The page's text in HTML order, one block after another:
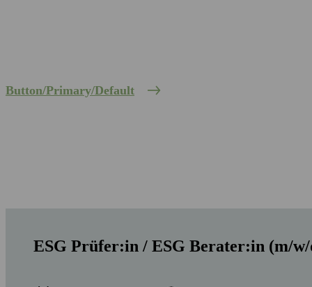
Button/Primary/Default
ESG Prüfer:in / ESG Berater:in (m/